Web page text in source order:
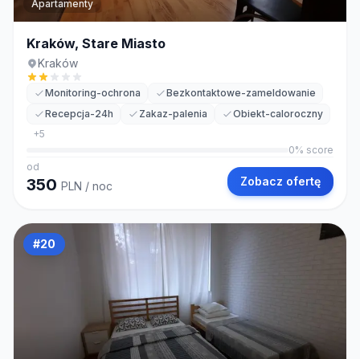
Apartamenty
Kraków, Stare Miasto
Kraków
Monitoring-ochrona
Bezkontaktowe-zameldowanie
Recepcja-24h
Zakaz-palenia
Obiekt-caloroczny
+5
0% score
od
350 PLN / noc Zobacz ofertę
#20